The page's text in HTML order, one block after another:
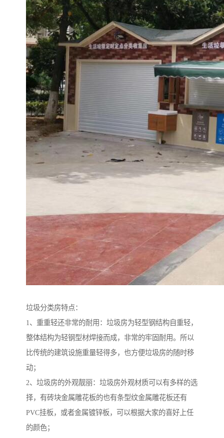
垃圾分类房特点：
1、重重轻还非常的耐用：垃圾房为轻型钢结构自重轻，
整体结构为轻钢型材焊接而成，非常的牢固耐用。所以
比传统的建筑设施重量轻得多，也方便垃圾房的随时移
动；
2、垃圾房的外观靓丽：垃圾房外观材质可以有多样的选
择，有砖块金属雕花板的也有条型纹金属雕花板还有
PVC挂板，或者金属镀锌板，可以根据大家的喜好上任
的颜色；